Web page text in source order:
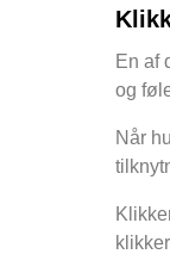
En af
og
Når